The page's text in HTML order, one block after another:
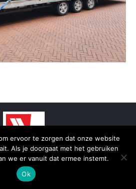
- Koerier Groningen
Bottom menu
ervoor te zorgen dat onze website
Als je doorgaat met het gebruiken
we er vanuit dat ermee instemt.
Ok